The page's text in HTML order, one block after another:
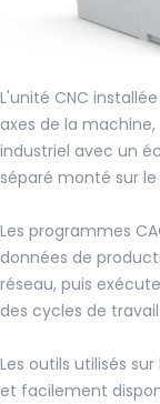
L'unité CNC
axes de la
industriel avec un
séparé monté sur
Les programmes
données de
réseau, puis
des cycles de
Les outils utilisés
et facilement